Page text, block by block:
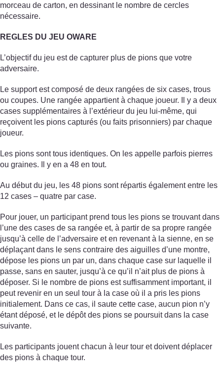
morceau de carton, en dessinant le nombre de cercles
nécessaire.
REGLES DU JEU OWARE
L’objectif du jeu est de capturer plus de pions que votre
adversaire.
Le support est composé de deux rangées de six cases, trous
ou coupes. Une rangée appartient à chaque joueur. Il y a deux
cases supplémentaires à l’extérieur du jeu lui-même, qui
reçoivent les pions capturés (ou faits prisonniers) par chaque
joueur.
Les pions sont tous identiques. On les appelle parfois pierres
ou graines. Il y en a 48 en tout.
Au début du jeu, les 48 pions sont répartis également entre les
12 cases – quatre par case.
Pour jouer, un participant prend tous les pions se trouvant dans
l’une des cases de sa rangée et, à partir de sa propre rangée
jusqu’à celle de l’adversaire et en revenant à la sienne, en se
déplaçant dans le sens contraire des aiguilles d’une montre,
dépose les pions un par un, dans chaque case sur laquelle il
passe, sans en sauter, jusqu’à ce qu’il n’ait plus de pions à
déposer. Si le nombre de pions est suffisamment important, il
peut revenir en un seul tour à la case où il a pris les pions
initialement. Dans ce cas, il saute cette case, aucun pion n’y
étant déposé, et le dépôt des pions se poursuit dans la case
suivante.
Les participants jouent chacun à leur tour et doivent déplacer
des pions à chaque tour.